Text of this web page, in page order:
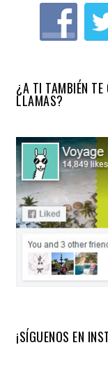
¿A TI TAMBIÉN TE
LLAMAS?
¡SÍGUENOS EN